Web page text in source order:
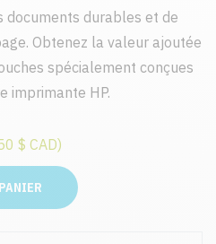
durables et de
Obtenez la valeur ajoutée
spécialement conçues
imprimante HP.
$ CAD)